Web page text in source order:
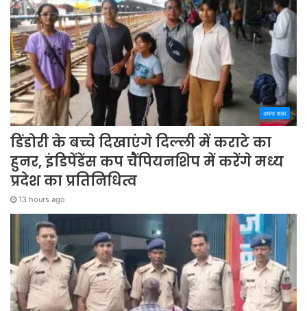
अपना शहर
डिंडोरी के बच्चे दिखाएंगे दिल्ली में कराटे का
हुनर, इंडिपेंडेंस कप चैंपियनशिप में करेंगे मध्य
प्रदेश का प्रतिनिधित्व
13 hours ago